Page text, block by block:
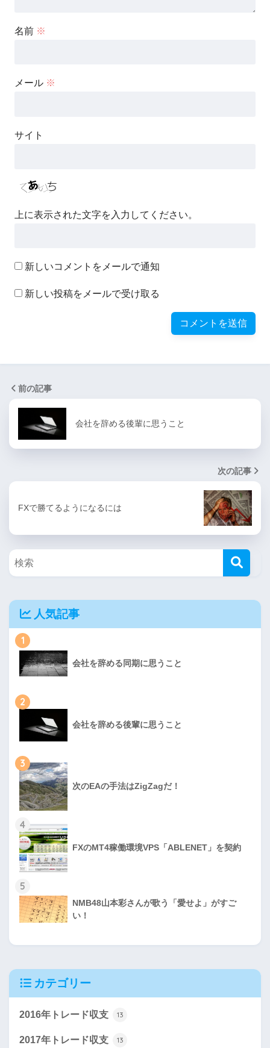
名前 ※
メール ※
サイト
上に表示された文字を入力してください。
新しいコメントをメールで通知
新しい投稿をメールで受け取る
前の記事
会社を辞める後輩に思うこと
次の記事
FXで勝てるようになるには
人気記事
1
会社を辞める同期に思うこと
2
会社を辞める後輩に思うこと
3
次のEAの手法はZigZagだ！
4
FXのMT4稼働環境VPS「ABLENET」を契約
5
NMB48山本彩さんが歌う「愛せよ」がすご
い！
カテゴリー
2016年トレード収支 13
2017年トレード収支 13